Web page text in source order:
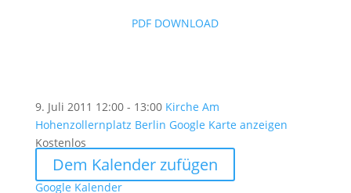
PDF DOWNLOAD
9. Juli 2011 12:00 - 13:00 Kirche Am
Hohenzollernplatz Berlin Google Karte anzeigen
Kostenlos
Dem Kalender zufügen
Google Kalender